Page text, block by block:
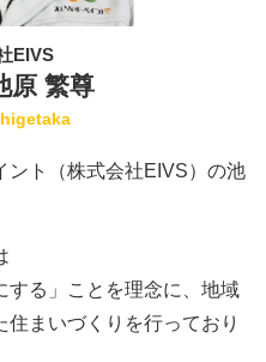
EIVS
原 繁尊
ント（株式会社EIVS）の池
する」ことを理念に、地域
まいづくりを行っており